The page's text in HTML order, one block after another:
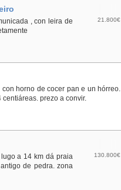
, con leira de
21.800€
horno de cocer pan e un hórreo.
prezo a convir.
a 14 km dá praia
de pedra. zona
130.800€